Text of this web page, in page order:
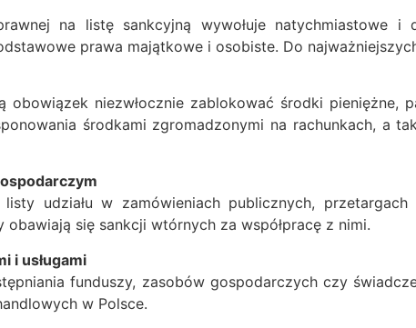
na listę sankcyjną wywołuje natychmiastowe
prawa majątkowe i osobiste. Do
obowiązek niezwłocznie zablokować środki
środkami zgromadzonymi na rachunkach, a
udziału w zamówieniach publicznych,
się sankcji wtórnych za współpracę z nimi.
i usługami
funduszy, zasobów gospodarczych czy
w Polsce.